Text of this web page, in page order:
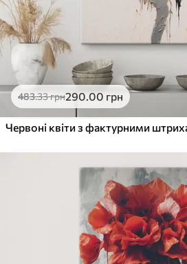
483.33грн290.00 грн